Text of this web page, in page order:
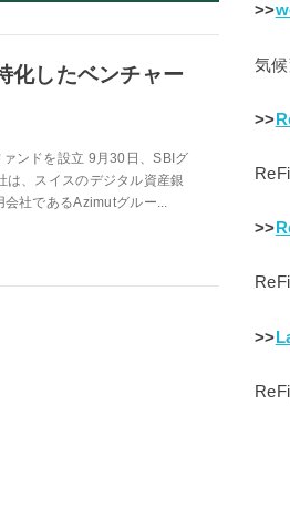
化したベンチャー
ンドを設立 9月30日、SBIグ
、スイスのデジタル資産銀
社であるAzimutグルー...
>>
気
>>
>>
>>